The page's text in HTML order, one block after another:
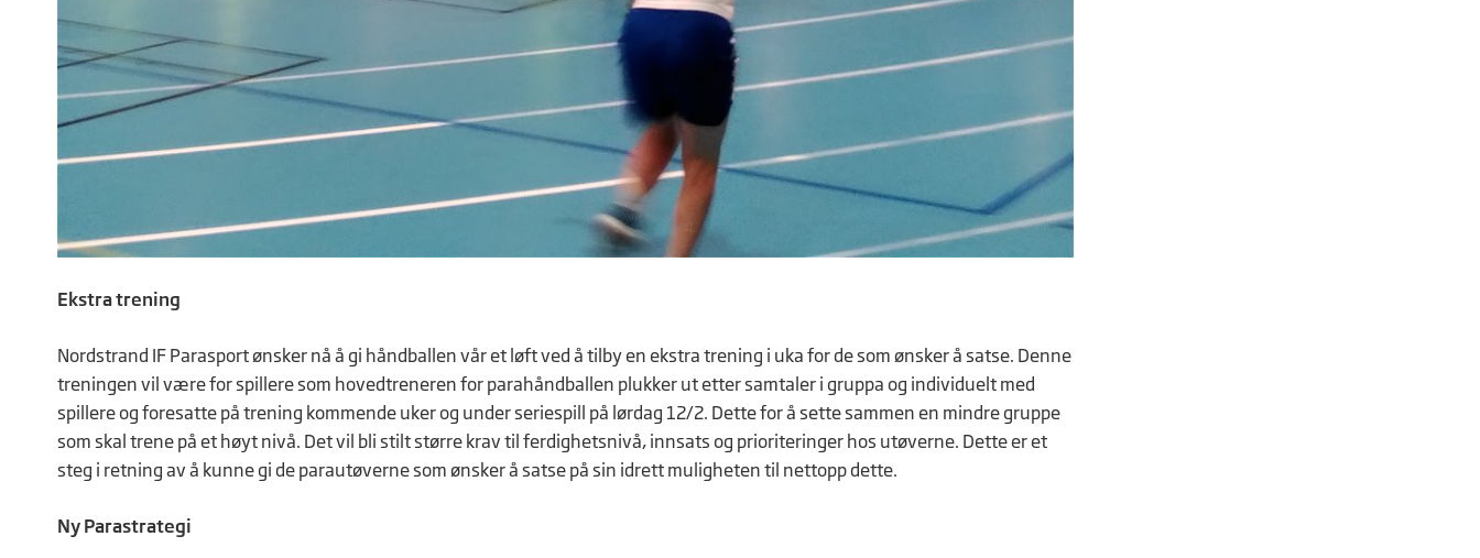
Ekstra trening
Nordstrand IF Parasport ønsker nå å gi håndballen vår et løft ved å tilby en ekstra trening i uka for de som ønsker å satse. Denne
treningen vil være for spillere som hovedtreneren for parahåndballen plukker ut etter samtaler i gruppa og individuelt med
spillere og foresatte på trening kommende uker og under seriespill på lørdag 12/2. Dette for å sette sammen en mindre gruppe
som skal trene på et høyt nivå. Det vil bli stilt større krav til ferdighetsnivå, innsats og prioriteringer hos utøverne. Dette er et
steg i retning av å kunne gi de parautøverne som ønsker å satse på sin idrett muligheten til nettopp dette.
Ny Parastrategi